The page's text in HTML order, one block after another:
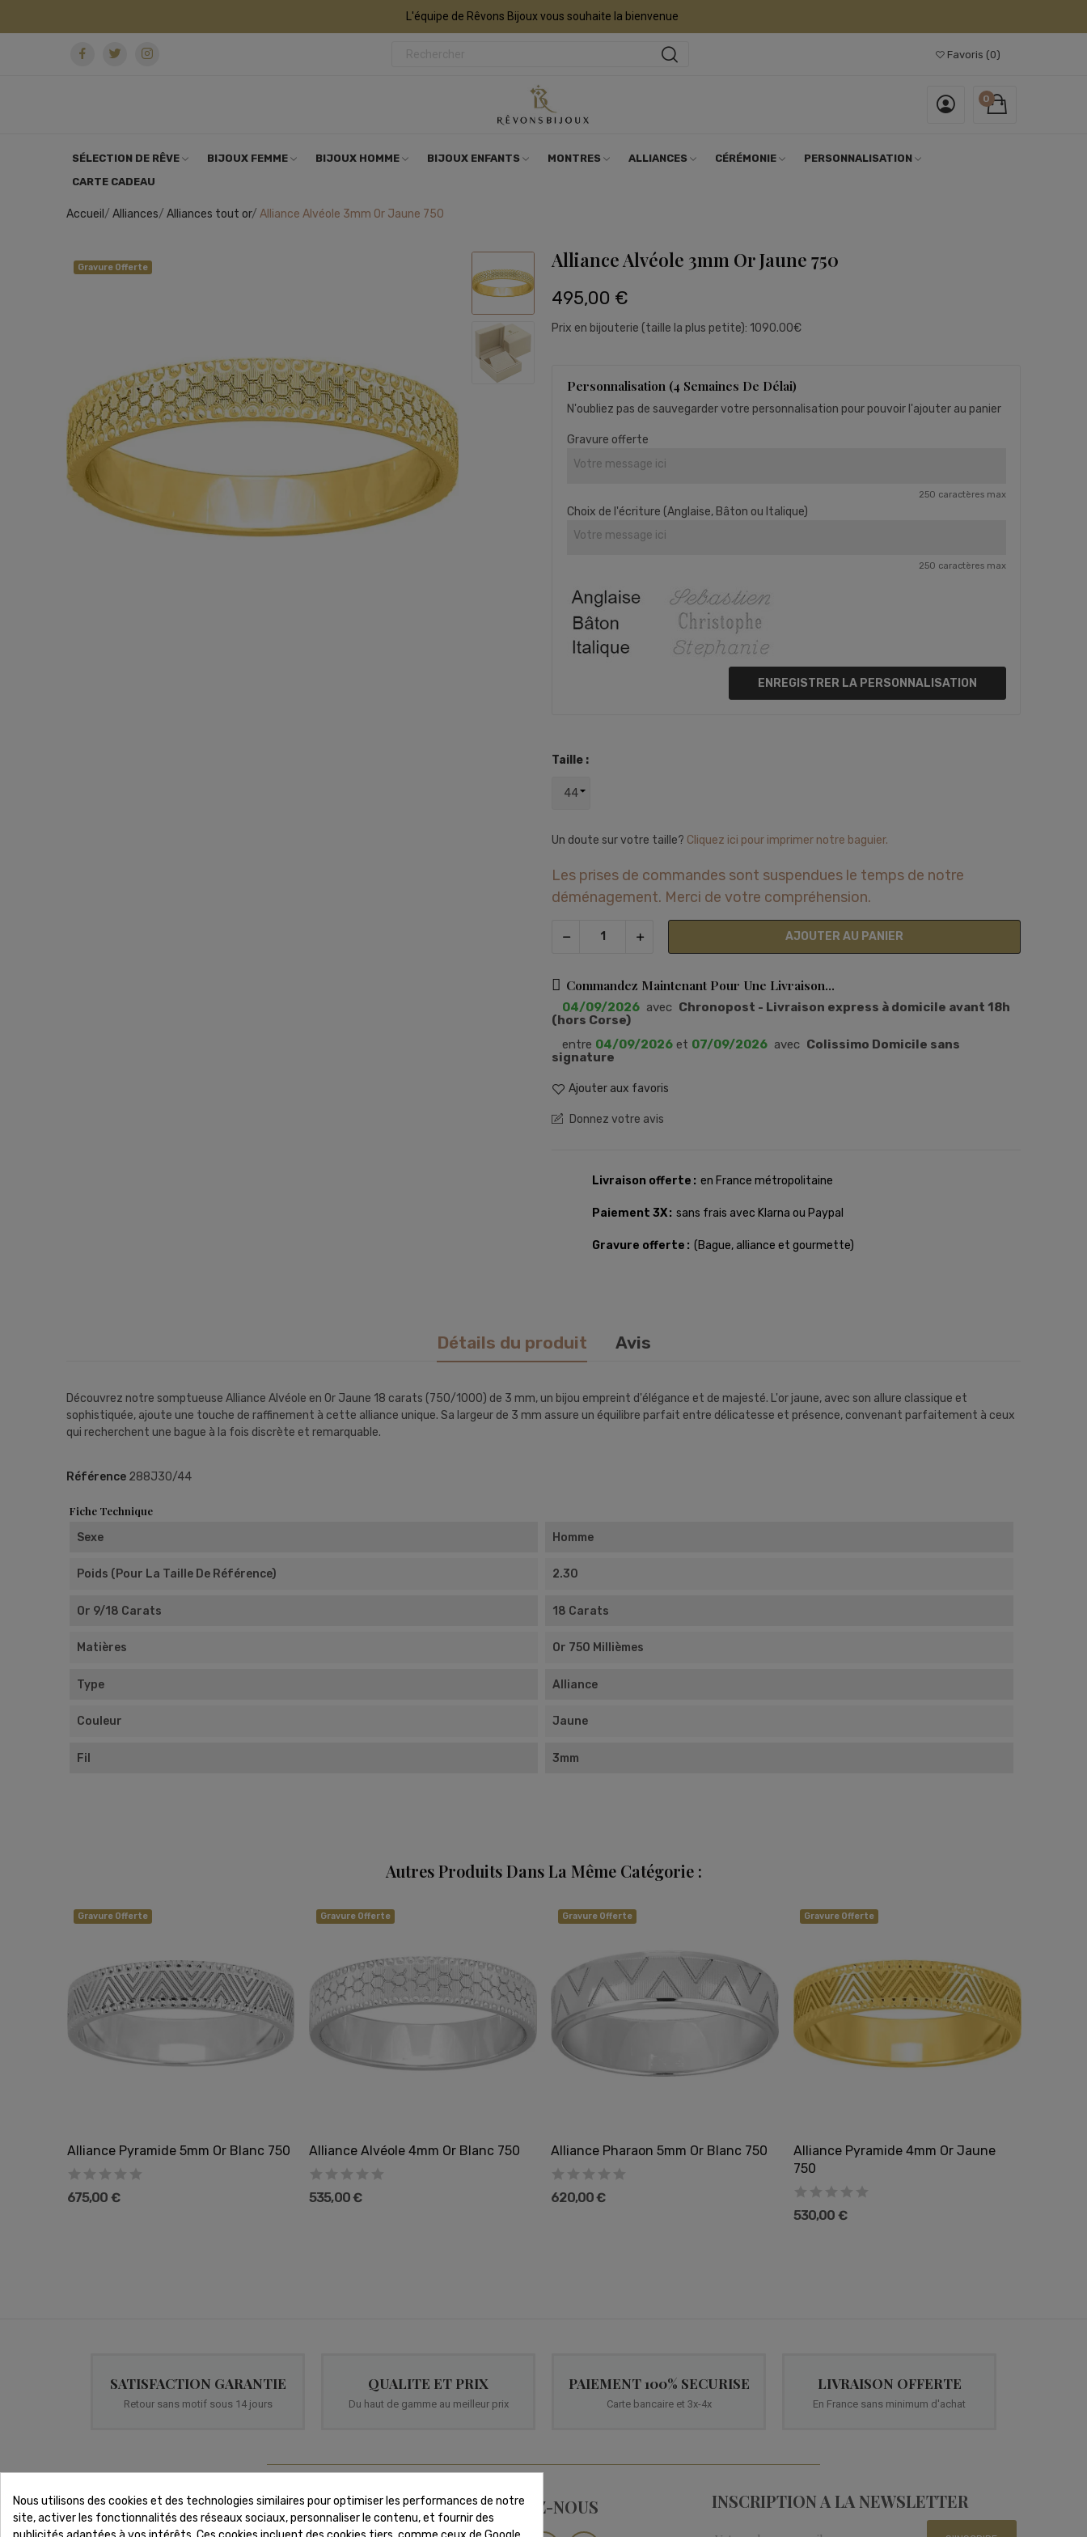
L'équipe de Rêvons Bijoux vous souhaite la bienvenue
Favoris 0
0
SÉLECTION DE RÊVE BIJOUX FEMME BIJOUX HOMME BIJOUX ENFANTS MONTRES ALLIANCES CÉRÉMONIE
PERSONNALISATION
CARTE CADEAU
Accueil Alliances Alliances tout or Alliance Alvéole 3mm Or Jaune 750
Gravure Offerte Alliance Alvéole 3mm Or Jaune 750
495,00 €
Prix en bijouterie (taille la plus petite): 1090.00€
Personnalisation (4 Semaines De Délai)
N'oubliez pas de sauvegarder votre personnalisation pour pouvoir l'ajouter au panier
Gravure offerte
250 caractères max
Choix de l'écriture (Anglaise, Bâton ou Italique)
250 caractères max
ENREGISTRER LA PERSONNALISATION
Taille :
Un doute sur votre taille? Cliquez ici pour imprimer notre baguier.
Les prises de commandes sont suspendues le temps de notre
déménagement. Merci de votre compréhension.
AJOUTER AU PANIER
Commandez Maintenant Pour Une Livraison...
04/09/2026 avec Chronopost - Livraison express à domicile avant 18h
(hors Corse)
entre 04/09/2026 et 07/09/2026 avec Colissimo Domicile sans
signature
Ajouter aux favoris
Donnez votre avis
Livraison offerte en France métropolitaine
Paiement 3X sans frais avec Klarna ou Paypal
Gravure offerte (Bague, alliance et gourmette)
Détails du produit Avis
Découvrez notre somptueuse Alliance Alvéole en Or Jaune 18 carats (750/1000) de 3 mm, un bijou empreint d'élégance et de majesté. L'or jaune, avec son allure classique et
sophistiquée, ajoute une touche de raffinement à cette alliance unique. Sa largeur de 3 mm assure un équilibre parfait entre délicatesse et présence, convenant parfaitement à ceux
qui recherchent une bague à la fois discrète et remarquable.
Référence 288J30/44
Fiche Technique
Sexe
Homme
Poids (pour La Taille De Référence) 2.30
Or 9/18 Carats 18 Carats
Matières Or 750 Millièmes
Type Alliance
Couleur Jaune
Fil 3mm
Autres Produits Dans La Même Catégorie :
Gravure Offerte
Alliance Pyramide 5mm Or Blanc 750
675,00 €
Gravure Offerte
Alliance Alvéole 4mm Or Blanc 750
535,00 €
Gravure Offerte
Alliance Pharaon 5mm Or Blanc 750
620,00 €
Gravure Offerte
Alliance Pyramide 4mm Or Jaune
750
530,00 €
SATISFACTION GARANTIE
Retour sans motif sous 14 jours
QUALITE ET PRIX
Du haut de gamme au meilleur prix
PAIEMENT 100% SECURISE
Carte bancaire et 3x-4x
LIVRAISON OFFERTE
En France sans minimum d'achat
SUIVEZ-NOUS INSCRIPTION A LA NEWSLETTER
Nous utilisons des cookies et des technologies similaires pour optimiser les performances de notre
site, activer les fonctionnalités des réseaux sociaux, personnaliser le contenu, et fournir des